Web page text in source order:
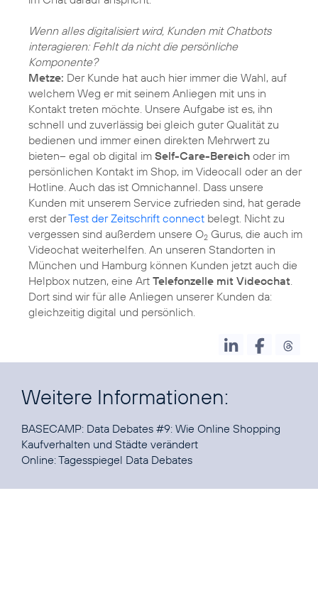
Wenn alles digitalisiert wird, Kunden mit Chatbots
interagieren: Fehlt da nicht die persönliche
Komponente?
Metze: Der Kunde hat auch hier immer die Wahl, auf
welchem Weg er mit seinem Anliegen mit uns in
Kontakt treten möchte. Unsere Aufgabe ist es, ihn
schnell und zuverlässig bei gleich guter Qualität zu
bedienen und immer einen direkten Mehrwert zu
bieten– egal ob digital im Self-Care-Bereich oder im
persönlichen Kontakt im Shop, im Videocall oder an der
Hotline. Auch das ist Omnichannel. Dass unsere
Kunden mit unserem Service zufrieden sind, hat gerade
erst derTest der Zeitschrift connect belegt. Nicht zu
vergessen sind außerdem unsere O2 Gurus, die auch im
Videochat weiterhelfen. An unseren Standorten in
München und Hamburg können Kunden jetzt auch die
Helpbox nutzen, eine Art Telefonzelle mit Videochat.
Dort sind wir für alle Anliegen unserer Kunden da:
gleichzeitig digital und persönlich.
Weitere Informationen:
BASECAMP: Data Debates #9: Wie Online Shopping
Kaufverhalten und Städte verändert
Online:Tagesspiegel Data Debates